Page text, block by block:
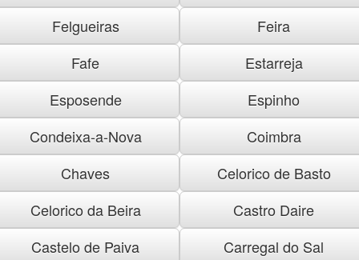
Felgueiras
Feira
Fafe
Estarreja
Esposende
Espinho
Condeixa-a-Nova
Coimbra
Chaves
Celorico de Basto
Celorico da Beira
Castro Daire
Castelo de Paiva
Carregal do Sal